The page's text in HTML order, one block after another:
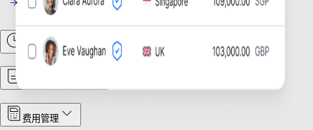
工时与考勤
费用管理